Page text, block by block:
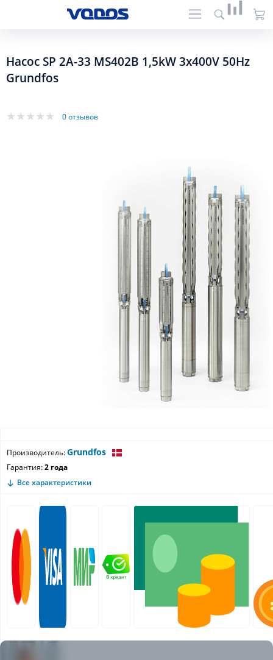
Насос SP 2A-33 MS402B 1,5kW 3x400V 50Hz
Grundfos
0 отзывов
Производитель:Grundfos
Гарантия:2 года
Все характеристики